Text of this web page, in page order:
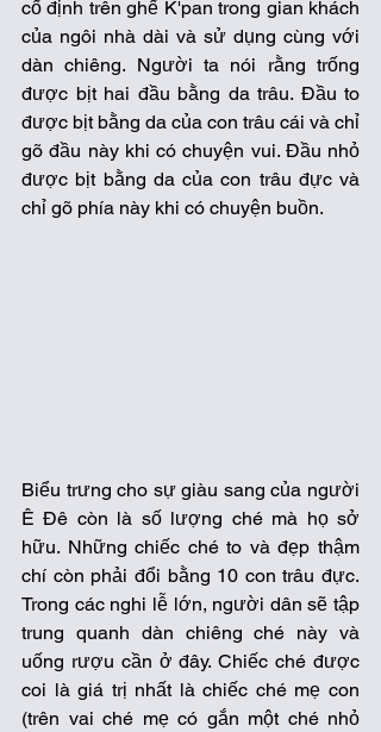
cố định trên ghế K'pan trong gian khách
của ngôi nhà dài và sử dụng cùng với
dàn chiêng. Người ta nói rằng trống
được bịt hai đầu bằng da trâu. Đầu to
được bịt bằng da của con trâu cái và chỉ
gõ đầu này khi có chuyện vui. Đầu nhỏ
được bịt bằng da của con trâu đực và
chỉ gõ phía này khi có chuyện buồn.
Biểu trưng cho sự giàu sang của người
Ê Đê còn là số lượng ché mà họ sở
hữu. Những chiếc ché to và đẹp thậm
chí còn phải đổi bằng 10 con trâu đực.
Trong các nghi lễ lớn, người dân sẽ tập
trung quanh dàn chiêng ché này và
uống rượu cần ở đây. Chiếc ché được
coi là giá trị nhất là chiếc ché mẹ con
(trên vai ché mẹ có gắn một ché nhỏ